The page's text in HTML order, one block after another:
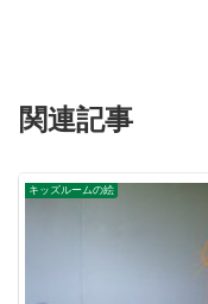
関連記事
キッズルームの絵